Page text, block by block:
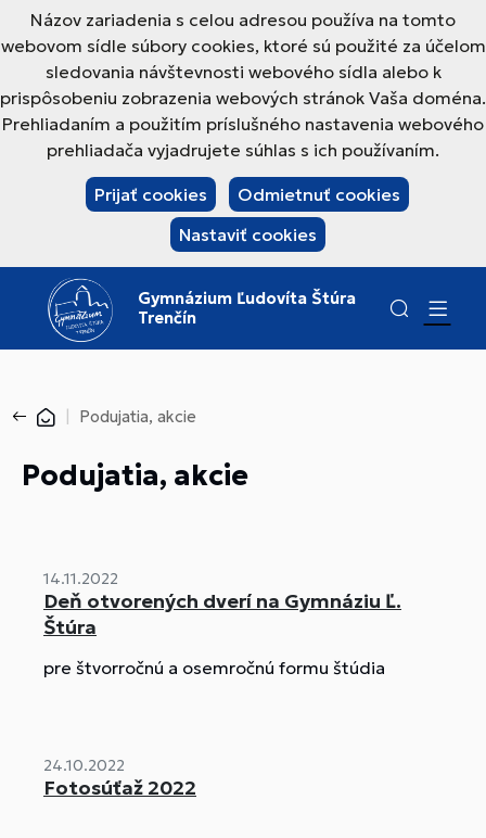
Názov zariadenia s celou adresou používa na tomto
webovom sídle súbory cookies, ktoré sú použité za účelom
sledovania návštevnosti webového sídla alebo k
prispôsobeniu zobrazenia webových stránok Vaša doména.
Prehliadaním a použitím príslušného nastavenia webového
prehliadača vyjadrujete súhlas s ich používaním.
Prijať cookies
Odmietnuť cookies
Nastaviť cookies
Gymnázium Ľudovíta Štúra
Trenčín
Podujatia, akcie
Podujatia, akcie
14.11.2022
Deň otvorených dverí na Gymnáziu Ľ.
Štúra
pre štvorročnú a osemročnú formu štúdia
24.10.2022
Fotosúťaž 2022